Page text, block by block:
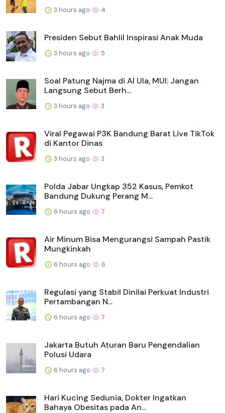
3 hours ago 4
Presiden Sebut Bahlil Inspirasi Anak Muda
3 hours ago 5
Soal Patung Najma di Al Ula, MUI: Jangan
Langsung Sebut Berh...
3 hours ago 3
Viral Pegawai P3K Bandung Barat Live TikTok
di Kantor Dinas
3 hours ago 3
Polda Jabar Ungkap 352 Kasus, Pemkot
Bandung Dukung Perang M...
6 hours ago 7
Air Minum Bisa Mengurangsi Sampah Pastik
Mungkinkah
6 hours ago 6
Regulasi yang Stabil Dinilai Perkuat Industri
Pertambangan N...
6 hours ago 7
Jakarta Butuh Aturan Baru Pengendalian
Polusi Udara
6 hours ago 7
Hari Kucing Sedunia, Dokter Ingatkan
Bahaya Obesitas pada An...